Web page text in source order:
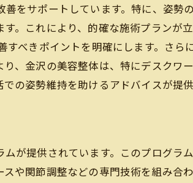
も兼ねた金沢の姿勢改善サロン
と姿勢改善の両立法
受ける整体施術
ネスを取り入れた整体
ッシュに効果的なメニュー
れた体を金沢の美容整体でケア
ーカー向けの特別施術
をサポートしています。特に、姿勢
。これにより、的確な施術プランが
べきポイントを明確にします。さ
、金沢の美容整体は、特にデスクワ
の姿勢維持を助けるアドバイスが提
が提供されています。このプログラ
や関節調整などの専門技術を組み合